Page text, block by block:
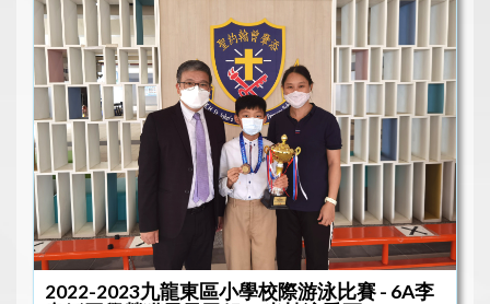
2022-2023九龍東區小學校際游泳比賽 - 6A李